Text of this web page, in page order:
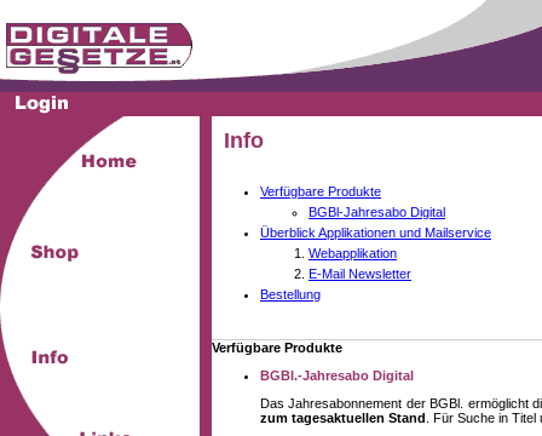
Info
Verfügbare Produkte
BGBl-Jahresabo Digital
Überblick Applikationen und Mailservice
Webapplikation
E-Mail Newsletter
Bestellung
Verfügbare Produkte
BGBl.-Jahresabo Digital
Das Jahresabonnement der BGBl. ermöglicht
zum tagesaktuellen Stand . Für Suche in